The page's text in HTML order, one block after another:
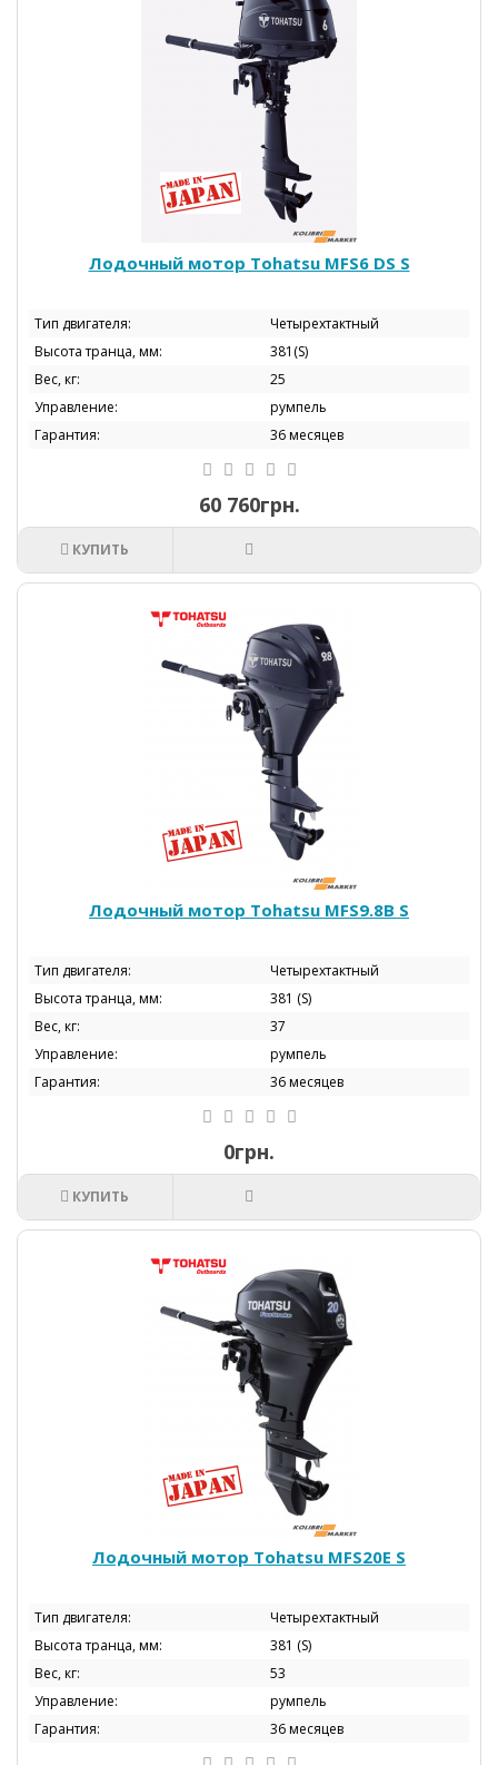
Лодочный мотор Tohatsu МFS6 DS S
Тип двигателя:
Четырехтактный
Высота транца, мм:
381(S)
Вес, кг:
25
Управление:
румпель
Гарантия:
36 месяцев
60 760грн.
КУПИТЬ
Лодочный мотор Tohatsu МFS9.8B S
Тип двигателя:
Четырехтактный
Высота транца, мм:
381 (S)
Вес, кг:
37
Управление:
румпель
Гарантия:
36 месяцев
0грн.
КУПИТЬ
Лодочный мотор Tohatsu МFS20E S
Тип двигателя:
Четырехтактный
Высота транца, мм:
381 (S)
Вес, кг:
53
Управление:
румпель
Гарантия:
36 месяцев